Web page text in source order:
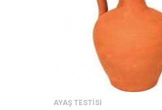
AYAŞ TESTİSİ